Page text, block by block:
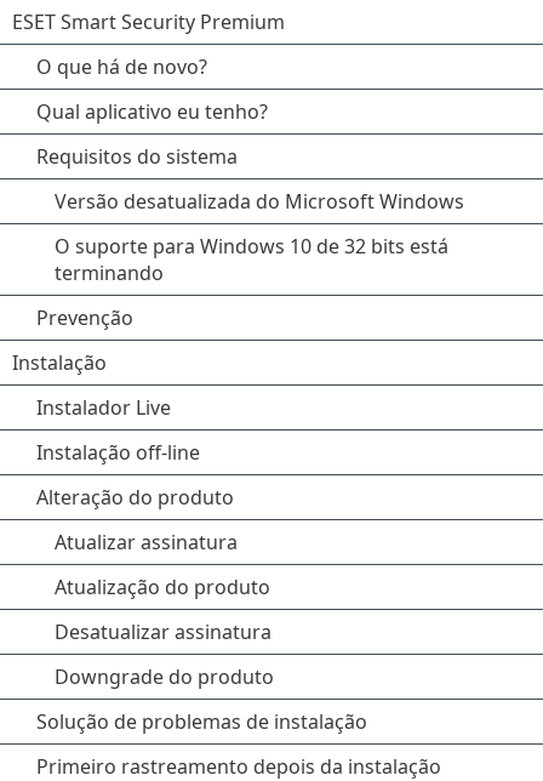
ESET Smart Security Premium
O que há de novo?
Qual aplicativo eu tenho?
Requisitos do sistema
Versão desatualizada do Microsoft Windows
O suporte para Windows 10 de 32 bits está
terminando
Prevenção
Instalação
Instalador Live
Instalação off-line
Alteração do produto
Atualizar assinatura
Atualização do produto
Desatualizar assinatura
Downgrade do produto
Solução de problemas de instalação
Primeiro rastreamento depois da instalação